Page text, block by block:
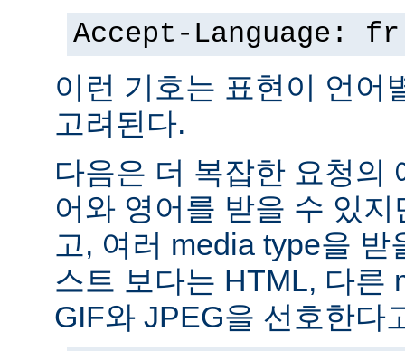
Accept-Language: fr
이런 기호는 표현이 언어
고려된다.
다음은 더 복잡한 요청의
어와 영어를 받을 수 있
고, 여러 media type을
스트 보다는 HTML, 다른
GIF와 JPEG을 선호한다